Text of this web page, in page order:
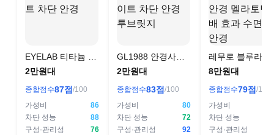
EYELAB 티타늄 5g
블루라이트 차단 안
2만원대
종합점수87점 /100
가성비
86
차단 성능
88
구성·관리성
76
GL1988 안경사가
만든 블루라이트 차
2만원대
종합점수83점 /100
가성비
80
차단 성능
72
구성·관리성
92
레무로 블루라이
100%차단 안경
면유도안경
8만원대
종합점수79점 /100
가성비
차단 성능
구성·관리성